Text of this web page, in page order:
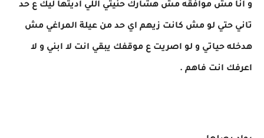
و انا مش موافقه مش هشارك حنيتي اللي اديتها ليك ع حد
تاني حتي لو مش كانت زيهم اي حد من عيلة المراغي مش
هدخله حياتي و لو اصريت ع موقفك يبقي انت لا ابني و لا
اعرفك انت فاهم .